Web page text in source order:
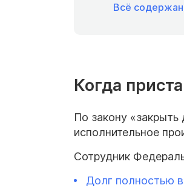
Всё
Когда
По закону
исполнительное
Сотрудник
Долг полностью